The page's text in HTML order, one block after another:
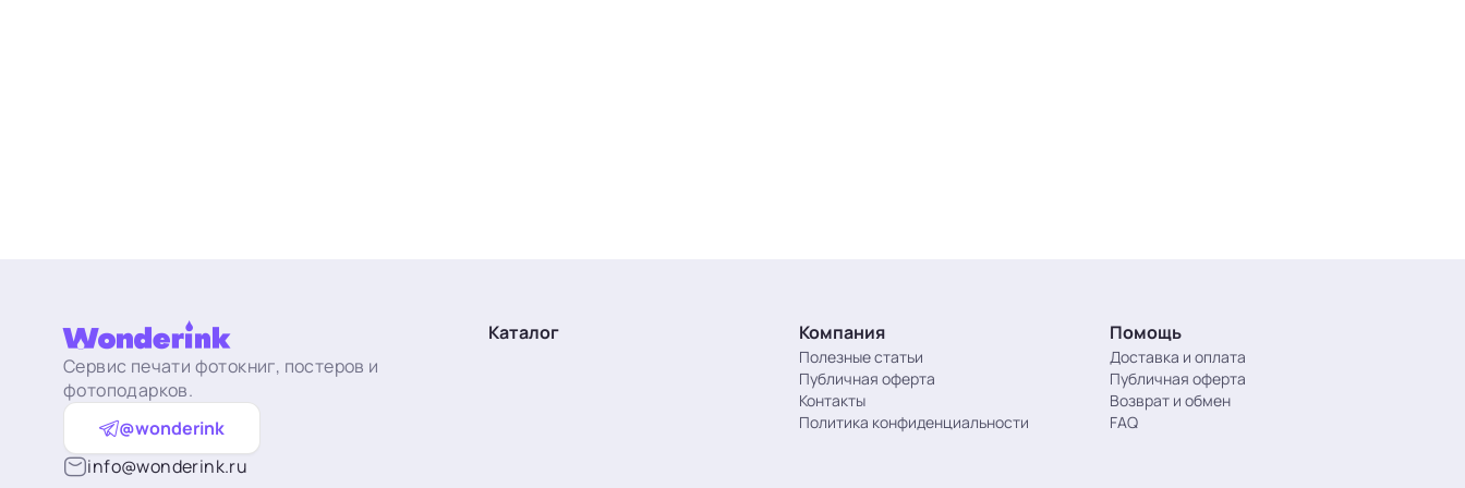
Сервис печати фотокниг, постеров и
фотоподарков.
@wonderink
info@wonderink.ru
Каталог Компания
Полезные статьи
Публичная оферта
Контакты
Политика конфиденциальности
Помощь
Доставка и оплата
Публичная оферта
Возврат и обмен
FAQ